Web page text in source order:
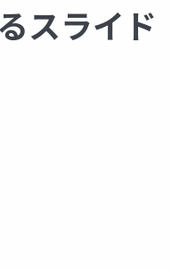
スライド